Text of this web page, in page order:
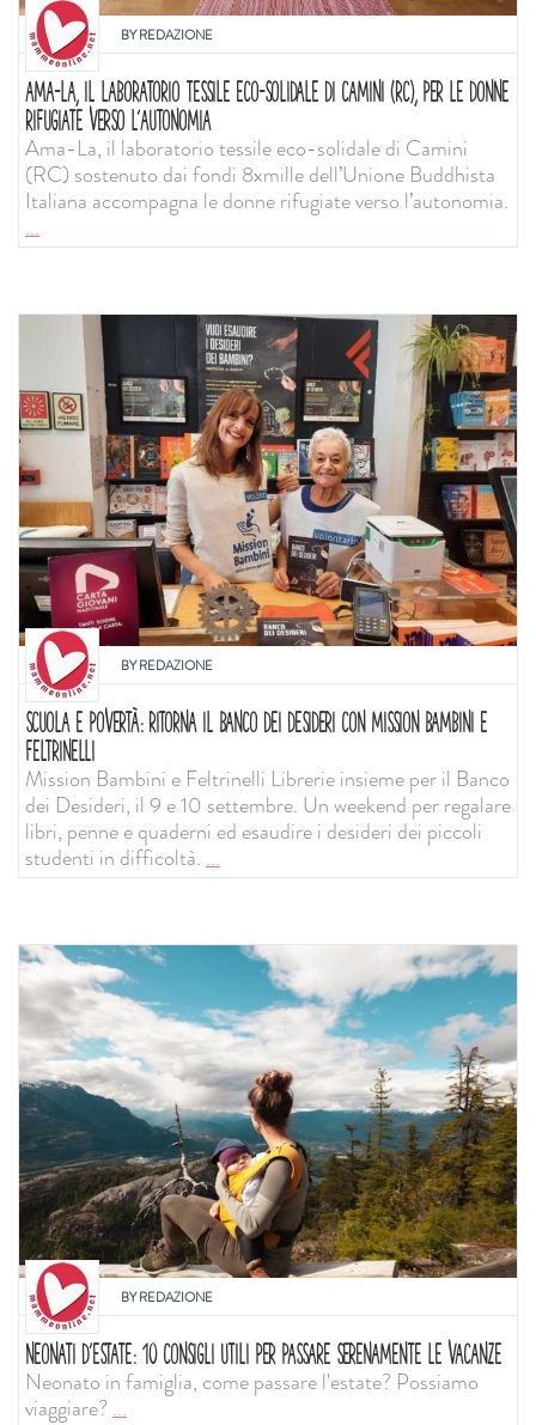
BYREDAZIONE
AMA-LA, IL LABORATORIO TESSILE ECO-SOLIDALE DI CAMINI (RC), PER LE DONNE
RIFUGIATE VERSO L’AUTONOMIA
Ama-La, il laboratorio tessile eco-solidale di Camini
(RC) sostenuto dai fondi 8xmille dell’Unione Buddhista
Italiana accompagna le donne rifugiate verso l’autonomia.
...
BYREDAZIONE
SCUOLA E POVERTÀ: RITORNA IL BANCO DEI DESIDERI CON MISSION BAMBINI E
FELTRINELLI
Mission Bambini e Feltrinelli Librerie insieme per il Banco
dei Desideri, il 9 e 10 settembre. Un weekend per regalare
libri, penne e quaderni ed esaudire i desideri dei piccoli
studenti in difficoltà....
BYREDAZIONE
NEONATI D'ESTATE: 10 CONSIGLI UTILI PER PASSARE SERENAMENTE LE VACANZE
Neonato in famiglia, come passare l'estate? Possiamo
viaggiare?...